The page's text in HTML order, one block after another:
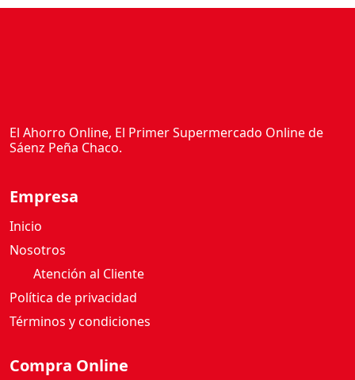
El Ahorro Online, El Primer Supermercado Online de
Sáenz Peña Chaco.
Empresa
Inicio
Nosotros
Atención al Cliente
Política de privacidad
Términos y condiciones
Compra Online